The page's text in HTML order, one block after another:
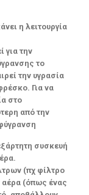
η λειτουργία
για την
το
την υγρασία
Για να
στο
από την
συσκευή
(πχ φίλτρο
αέρα (όπως ένας